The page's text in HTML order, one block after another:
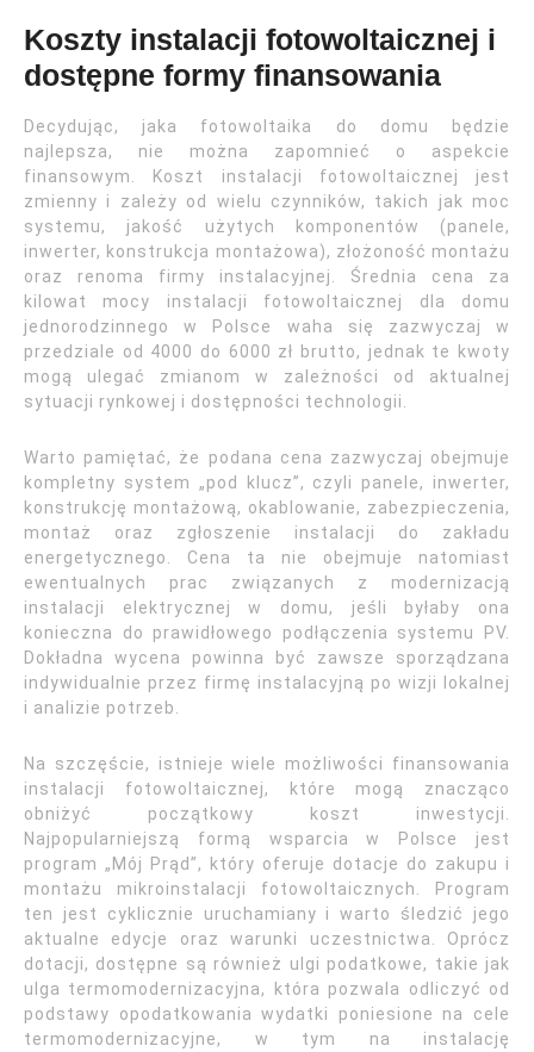
Koszty instalacji fotowoltaicznej i
dostępne formy finansowania
Decydując, jaka fotowoltaika do domu będzie
najlepsza, nie można zapomnieć o aspekcie
finansowym. Koszt instalacji fotowoltaicznej jest
zmienny i zależy od wielu czynników, takich jak moc
systemu, jakość użytych komponentów (panele,
inwerter, konstrukcja montażowa), złożoność montażu
oraz renoma firmy instalacyjnej. Średnia cena za
kilowat mocy instalacji fotowoltaicznej dla domu
jednorodzinnego w Polsce waha się zazwyczaj w
przedziale od 4000 do 6000 zł brutto, jednak te kwoty
mogą ulegać zmianom w zależności od aktualnej
sytuacji rynkowej i dostępności technologii.
Warto pamiętać, że podana cena zazwyczaj obejmuje
kompletny system „pod klucz”, czyli panele, inwerter,
konstrukcję montażową, okablowanie, zabezpieczenia,
montaż oraz zgłoszenie instalacji do zakładu
energetycznego. Cena ta nie obejmuje natomiast
ewentualnych prac związanych z modernizacją
instalacji elektrycznej w domu, jeśli byłaby ona
konieczna do prawidłowego podłączenia systemu PV.
Dokładna wycena powinna być zawsze sporządzana
indywidualnie przez firmę instalacyjną po wizji lokalnej
i analizie potrzeb.
Na szczęście, istnieje wiele możliwości finansowania
instalacji fotowoltaicznej, które mogą znacząco
obniżyć początkowy koszt inwestycji.
Najpopularniejszą formą wsparcia w Polsce jest
program „Mój Prąd”, który oferuje dotacje do zakupu i
montażu mikroinstalacji fotowoltaicznych. Program
ten jest cyklicznie uruchamiany i warto śledzić jego
aktualne edycje oraz warunki uczestnictwa. Oprócz
dotacji, dostępne są również ulgi podatkowe, takie jak
ulga termomodernizacyjna, która pozwala odliczyć od
podstawy opodatkowania wydatki poniesione na cele
termomodernizacyjne, w tym na instalację